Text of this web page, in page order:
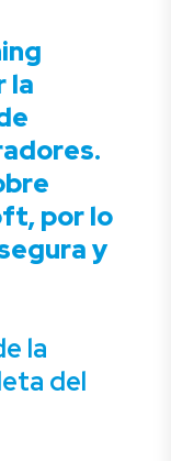
la
por lo
y
la
del